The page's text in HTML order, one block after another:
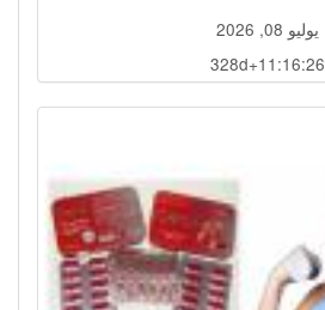
يوليو 08, 2026
328d+11:16:23